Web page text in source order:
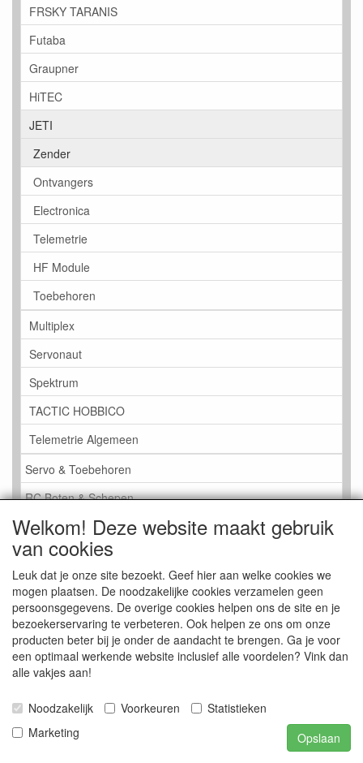
FRSKY TARANIS
Futaba
Graupner
HiTEC
JETI
Zender
Ontvangers
Electronica
Telemetrie
HF Module
Toebehoren
Multiplex
Servonaut
Spektrum
TACTIC HOBBICO
Telemetrie Algemeen
Servo & Toebehoren
RC Boten & Schepen
RC Vrachtwagen
RC Bouwmachines
RC-Auto
RC Vliegtuig & Heli
CTI Modellbau
RC Electronica
LED's & Lampen
Welkom! Deze website maakt gebruik
van cookies
Leuk dat je onze site bezoekt. Geef hier aan welke cookies we
mogen plaatsen. De noodzakelijke cookies verzamelen geen
persoonsgegevens. De overige cookies helpen ons de site en je
bezoekerservaring te verbeteren. Ook helpen ze ons om onze
producten beter bij je onder de aandacht te brengen. Ga je voor
een optimaal werkende website inclusief alle voordelen? Vink dan
alle vakjes aan!
Noodzakelijk Voorkeuren
Statistieken
Marketing
Opslaan